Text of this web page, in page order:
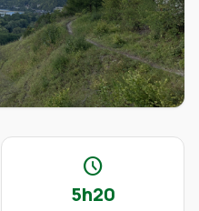
schedule
5h20